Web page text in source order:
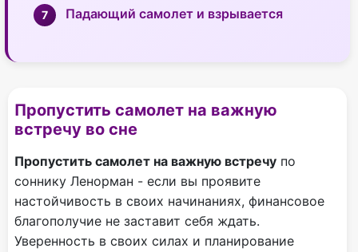
Падающий самолет и взрывается
Пропустить самолет на важную
встречу во сне
Пропустить самолет на важную встречу по
соннику Ленорман - если вы проявите
настойчивость в своих начинаниях, финансовое
благополучие не заставит себя ждать.
Уверенность в своих силах и планирование